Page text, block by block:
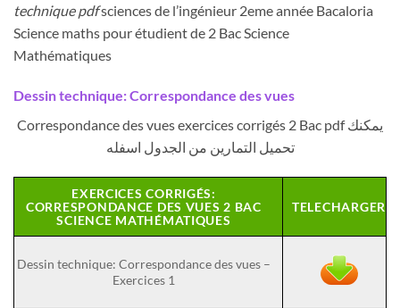
technique pdfsciences de l’ingénieur 2eme année Bacaloria
Science maths pour étudient de 2 Bac Science
Mathématiques
Dessin technique: Correspondance des vues
Correspondance des vues exercices corrigés 2 Bac pdf يمكنك
تحميل التمارين من الجدول اسفله
TELECHARGER
EXERCICES CORRIGÉS:
CORRESPONDANCE DES VUES 2 BAC
SCIENCE MATHÉMATIQUES
Dessin technique: Correspondance des vues –
Exercices 1